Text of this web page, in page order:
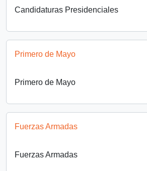
Candidaturas Presidenciales
Primero de Mayo
Primero de Mayo
Fuerzas Armadas
Fuerzas Armadas